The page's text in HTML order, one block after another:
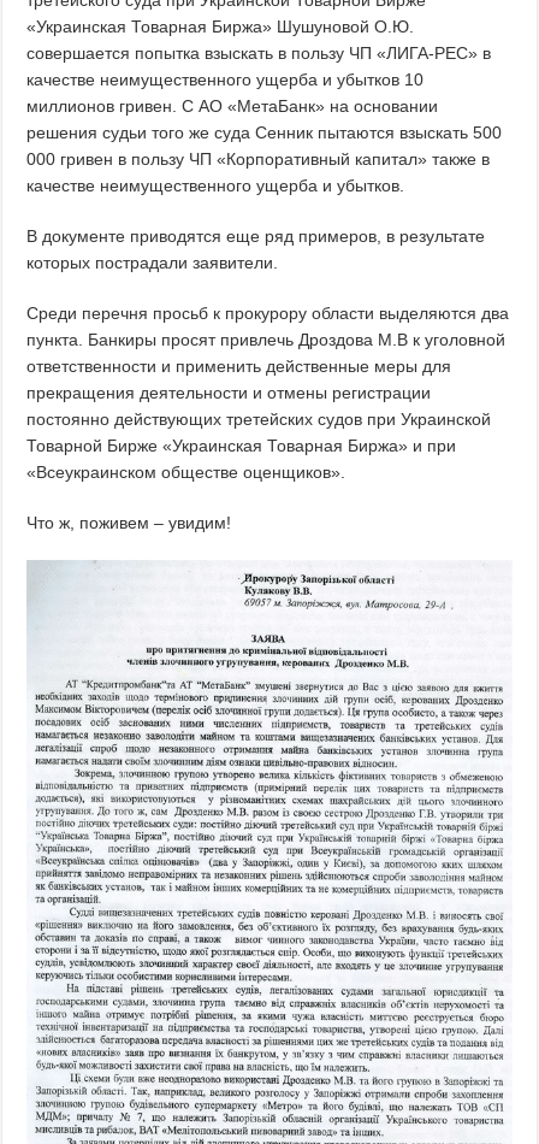
«Украинская Товарная Биржа» Шушуновой О.Ю.
совершается попытка взыскать в пользу ЧП «ЛИГА-РЕС» в
качестве неимущественного ущерба и убытков 10
миллионов гривен. С АО «МетаБанк» на основании
решения судьи того же суда Сенник пытаются взыскать 500
000 гривен в пользу ЧП «Корпоративный капитал» также в
качестве неимущественного ущерба и убытков.
В документе приводятся еще ряд примеров, в результате
которых пострадали заявители.
Среди перечня просьб к прокурору области выделяются два
пункта. Банкиры просят привлечь Дроздова М.В к уголовной
ответственности и применить действенные меры для
прекращения деятельности и отмены регистрации
постоянно действующих третейских судов при Украинской
Товарной Бирже «Украинская Товарная Биржа» и при
«Всеукраинском обществе оценщиков».
Что ж, поживем – увидим!